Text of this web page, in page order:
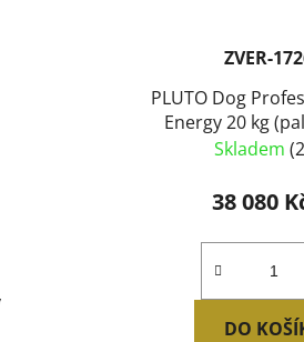
ZVER-
PLUTO Dog
Energy 20 kg (paleta 33 ks)
SLEVA 7
Skladem
38 080
DO